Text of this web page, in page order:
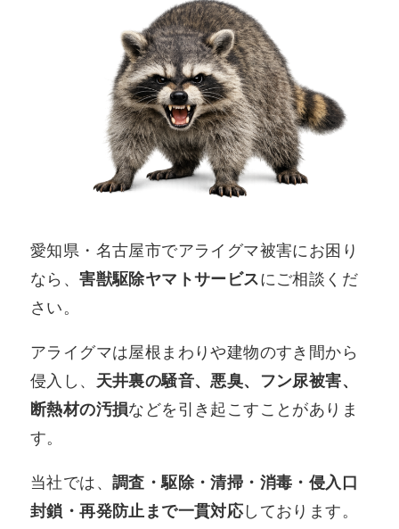
愛知県・名古屋市でアライグマ被害にお困り
なら、害獣駆除ヤマトサービスにご相談くだ
さい。
アライグマは屋根まわりや建物のすき間から
侵入し、 天井裏の騒音、悪臭、フン尿被害、
断熱材の汚損などを引き起こすことがありま
す。
当社では、調査・駆除・清掃・消毒・侵入口
封鎖・再発防止まで一貫対応しております。